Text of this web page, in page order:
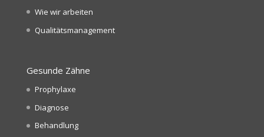
Wie wir arbeiten
Qualitätsmanagement
Gesunde Zähne
Prophylaxe
Diagnose
Behandlung